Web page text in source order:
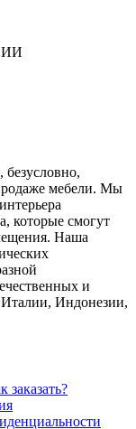
безусловно,
мебели. Мы
которые смогут
Наша
и
Италии, Индонезии,
заказать?